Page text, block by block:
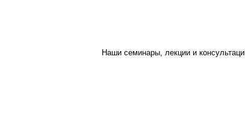
Наши семинары, лекции и